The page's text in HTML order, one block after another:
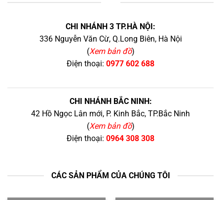
CHI NHÁNH 3 TP.HÀ NỘI:
336 Nguyễn Văn Cừ, Q.Long Biên, Hà Nội
(Xem bản đồ)
Điện thoại: 0977 602 688
CHI NHÁNH BẮC NINH:
42 Hồ Ngọc Lân mới, P. Kinh Bắc, TP.Bắc Ninh
(Xem bản đồ)
Điện thoại: 0964 308 308
CÁC SẢN PHẨM CỦA CHÚNG TÔI